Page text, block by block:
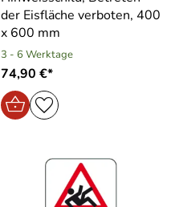
der Eisfläche verboten, 400
x 600 mm
3 - 6 Werktage
74,90 €*